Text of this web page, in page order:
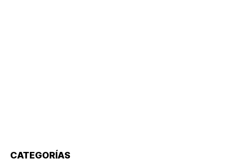
CATEGORÍAS